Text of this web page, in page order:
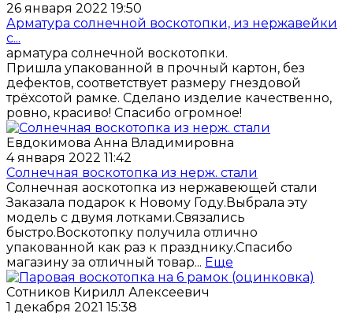
26 января 2022 19:50
Арматура солнечной воскотопки, из нержавейки
с...
арматура солнечной воскотопки.
Пришла упакованной в прочный картон, без
дефектов, соответствует размеру гнездовой
трёхсотой рамке. Сделано изделие качественно,
ровно, красиво! Спасибо огромное!
Евдокимова Анна Владимировна
4 января 2022 11:42
Солнечная воскотопка из нерж. стали
Солнечная аоскотопка из нержавеющей стали
Заказала подарок к Новому Году.Выбрала эту
модель с двумя лотками.Связались
быстро.Воскотопку получила отлично
упакованной как раз к празднику.Спасибо
магазину за отличный товар... Еще
Сотников Кирилл Алексеевич
1 декабря 2021 15:38